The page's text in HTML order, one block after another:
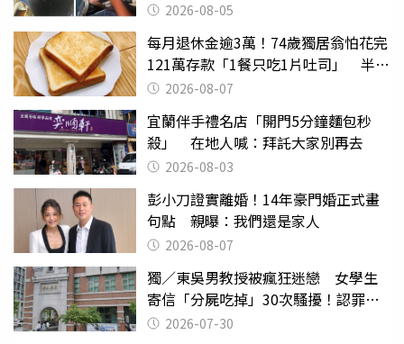
2026-08-05
每月退休金逾3萬！74歲獨居翁怕花完
121萬存款「1餐只吃1片吐司」 半年
後暴瘦嚇壞女兒
2026-08-07
宜蘭伴手禮名店「開門5分鐘麵包秒
殺」 在地人喊：拜託大家別再去
2026-08-03
彭小刀證實離婚！14年豪門婚正式畫
句點 親曝：我們還是家人
2026-08-07
獨／東吳男教授被瘋狂迷戀 女學生
寄信「分屍吃掉」30次騷擾！認罪免
關 2026-07-30